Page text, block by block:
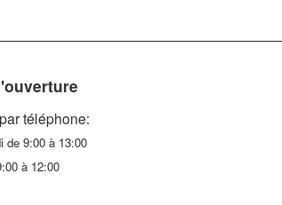
téléphone:
de 9:00 à 13:00
à 12:00